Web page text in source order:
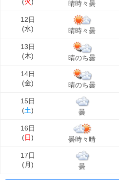
晴時々曇
12日
(水) 晴時々曇
13日
(木) 晴のち曇
14日
(金) 晴のち曇
15日
(土) 曇
16日
(日) 曇時々晴
17日
(月) 曇